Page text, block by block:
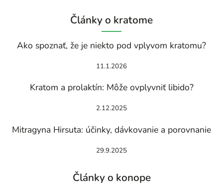
Články o kratome
Ako spoznať, že je niekto pod vplyvom kratomu?
11.1.2026
Kratom a prolaktín: Môže ovplyvniť libido?
2.12.2025
Mitragyna Hirsuta: účinky, dávkovanie a porovnanie
29.9.2025
Články o konope